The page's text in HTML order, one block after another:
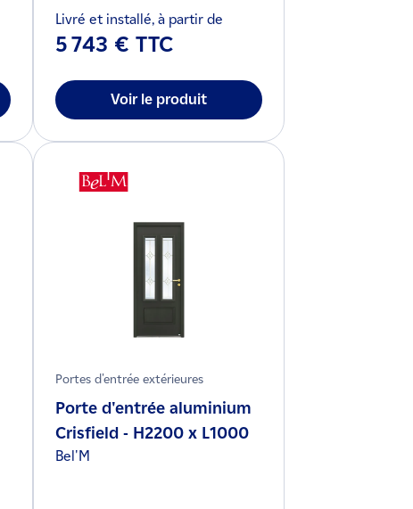
Livré et installé, à partir de
5 743 € TTC
Voir le produit
Portes d'entrée extérieures
Porte d'entrée aluminium
Crisfield - H2200 x L1000
Bel'M